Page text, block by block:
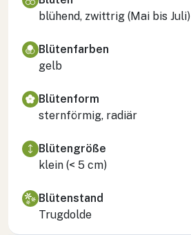
blühend, zwittrig (Mai bis Juli)
Blütenfarben
gelb
Blütenform
sternförmig, radiär
Blütengröße
klein (< 5 cm)
Blütenstand
Trugdolde